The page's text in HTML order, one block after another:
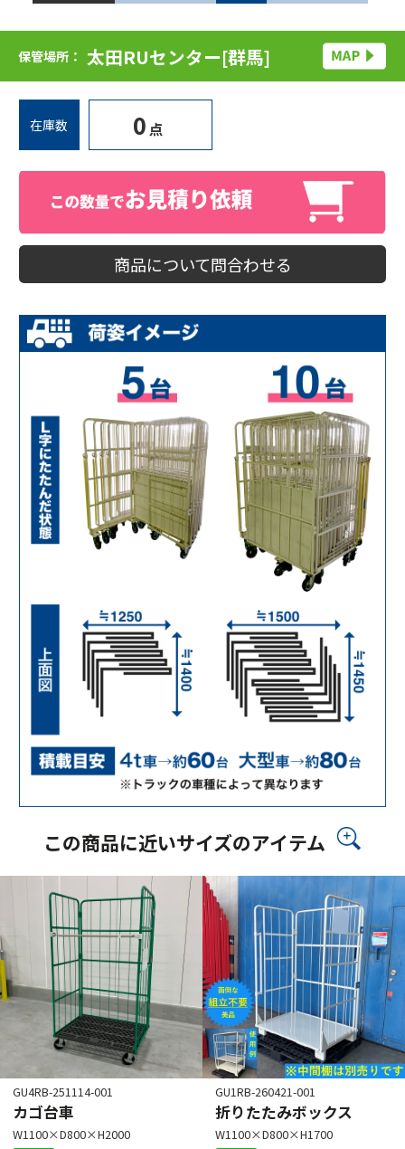
保管場所： 太田RUセンター[群馬]
在庫数 0 点
商品について問合わせる
この商品に近いサイズのアイテム
GU4RB-251114-001
カゴ台車
W1100×D800×H2000
GU1RB-260421-001
折りたたみボックス
W1100×D800×H1700